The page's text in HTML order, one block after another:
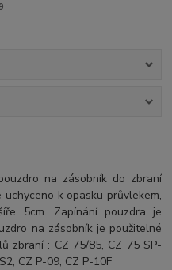
na zásobník do zbraní
k opasku průvlekem,
5cm. Zapínání pouzdra je
na zásobník je použitelné
zbraní : CZ 75/85, CZ 75 SP-
CZ P-09, CZ P-10F